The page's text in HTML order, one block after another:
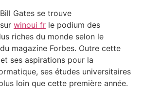
Gates se trouve
winoui fr le podium des
riches du monde selon le
magazine Forbes. Outre cette
ses aspirations pour la
ses études universitaires
loin que cette première année.